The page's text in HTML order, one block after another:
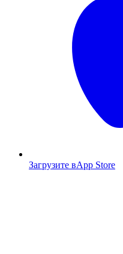
Загрузите вApp Store